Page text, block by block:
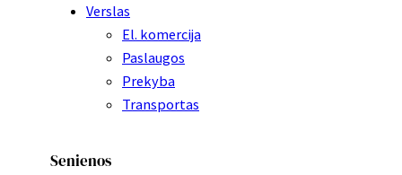
Verslas
El. komercija
Paslaugos
Prekyba
Transportas
Senienos